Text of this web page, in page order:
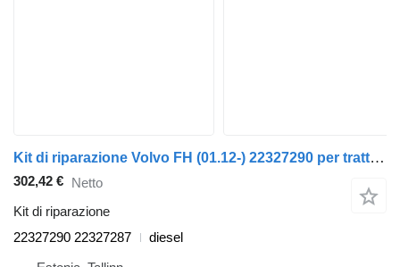
Kit di riparazione Volvo FH (01.12-) 22327290 per trattore stradale Volvo FH, FM, FMX-4 series (2013-)
302,42 € Netto
Kit di riparazione
22327290 22327287
diesel